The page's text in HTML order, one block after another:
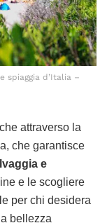
spiaggia d’Italia –
attraverso la
che garantisce
e
e le scogliere
per chi desidera
bellezza